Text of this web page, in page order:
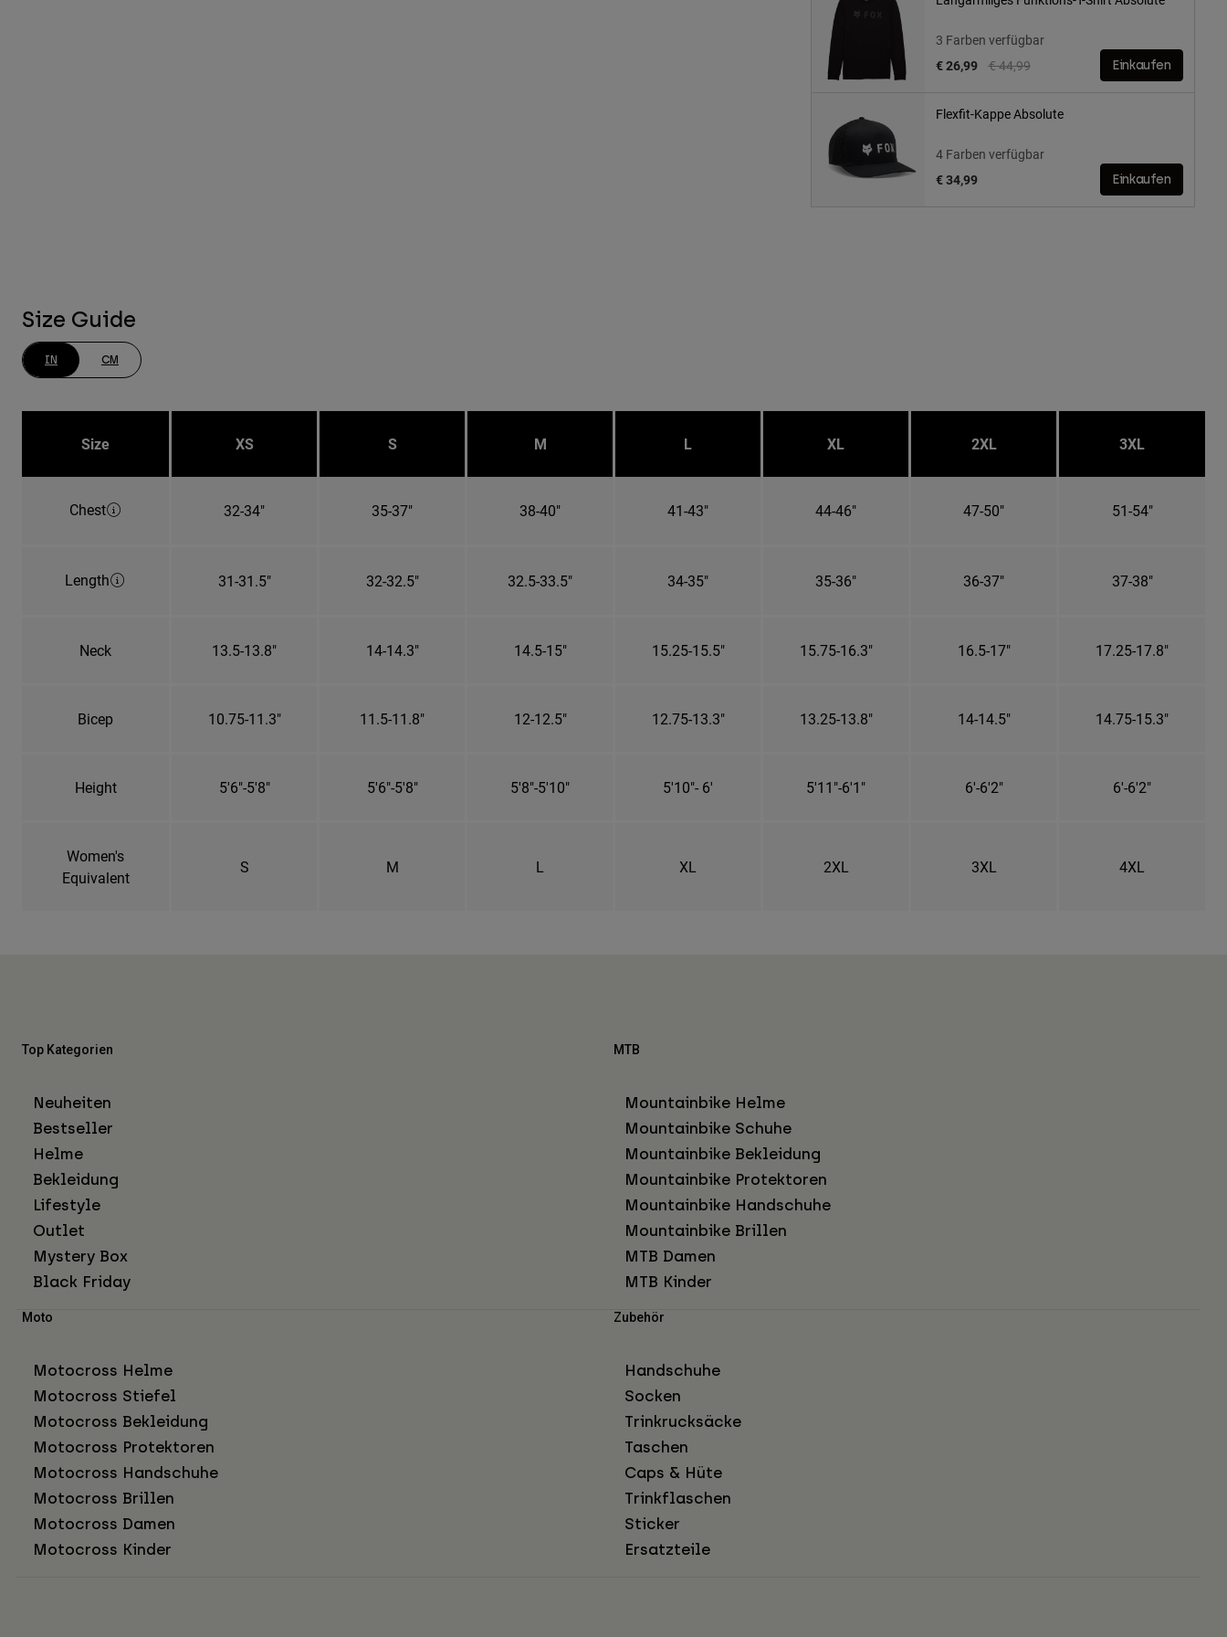
3 Farben verfügbar
Price reduced from
€ 44,99to
€ 26,99 Einkaufen
Flexfit-Kappe Absolute
4 Farben verfügbar
€ 34,99
Einkaufen
Size Guide
IN CM
Size XS S M L XL 2XL 3XL
Chest 32-34" 35-37" 38-40" 41-43" 44-46" 47-50" 51-54"
Length 31-31.5" 32-32.5" 32.5-33.5" 34-35" 35-36" 36-37" 37-38"
Neck 13.5-13.8" 14-14.3" 14.5-15" 15.25-15.5" 15.75-16.3" 16.5-17" 17.25-17.8"
Bicep 10.75-11.3" 11.5-11.8" 12-12.5" 12.75-13.3" 13.25-13.8" 14-14.5" 14.75-15.3"
Height 5'6"-5'8" 5'6"-5'8" 5'8"-5'10" 5'10"- 6' 5'11"-6'1" 6'-6'2" 6'-6'2"
Women's
Equivalent
S M L XL 2XL 3XL 4XL
Top Kategorien
Neuheiten
Bestseller
Helme
Bekleidung
Lifestyle
Outlet
Mystery Box
Black Friday
MTB
Mountainbike Helme
Mountainbike Schuhe
Mountainbike Bekleidung
Mountainbike Protektoren
Mountainbike Handschuhe
Mountainbike Brillen
MTB Damen
MTB Kinder
Moto
Motocross Helme
Motocross Stiefel
Motocross Bekleidung
Motocross Protektoren
Motocross Handschuhe
Motocross Brillen
Motocross Damen
Motocross Kinder
Zubehör
Handschuhe
Socken
Trinkrucksäcke
Taschen
Caps & Hüte
Trinkflaschen
Sticker
Ersatzteile